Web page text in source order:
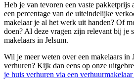
Heb je van tevoren een vaste pakketprijs
een percentage van de uiteindelijke
makelaar je al het werk uit handen? Of
doen? Al deze vragen zijn relevant bij je
makelaars in Jelsum.
Wil je meer weten over een makelaars in
verhuren? Kijk dan eens op onze
je huis verhuren via een